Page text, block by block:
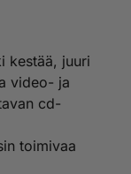
kestää, juuri
video- ja
cd-
toimivaa